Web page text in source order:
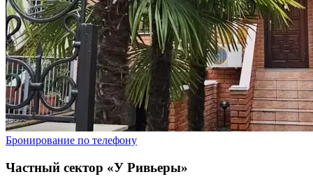
Бронирование по телефону
Частный сектор «У Ривьеры»